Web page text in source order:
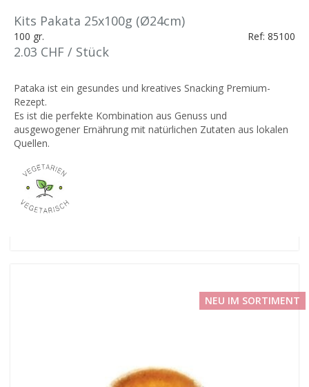
Kits Pakata 25x100g (Ø24cm)
100 gr. Ref: 85100
2.03 CHF / Stück
Pataka ist ein gesundes und kreatives Snacking Premium-
Rezept.
Es ist die perfekte Kombination aus Genuss und
ausgewogener Ernährung mit natürlichen Zutaten aus lokalen
Quellen.
NEU IM SORTIMENT